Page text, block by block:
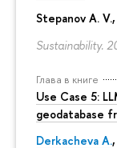
Stepanov A. V.,
Sustainability.
Глава в книге
Use Case 5:
geodatabase
Derkacheva A.,